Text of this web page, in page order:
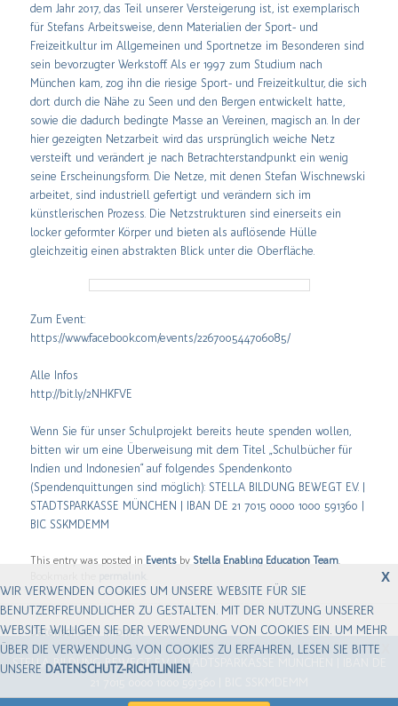
dem Jahr 2017, das Teil unserer Versteigerung ist, ist exemplarisch
für Stefans Arbeitsweise, denn Materialien der Sport- und
Freizeitkultur im Allgemeinen und Sportnetze im Besonderen sind
sein bevorzugter Werkstoff. Als er 1997 zum Studium nach
München kam, zog ihn die riesige Sport- und Freizeitkultur, die sich
dort durch die Nähe zu Seen und den Bergen entwickelt hatte,
sowie die dadurch bedingte Masse an Vereinen, magisch an. In der
hier gezeigten Netzarbeit wird das ursprünglich weiche Netz
versteift und verändert je nach Betrachterstandpunkt ein wenig
seine Erscheinungsform. Die Netze, mit denen Stefan Wischnewski
arbeitet, sind industriell gefertigt und verändern sich im
künstlerischen Prozess. Die Netzstrukturen sind einerseits ein
locker geformter Körper und bieten als auflösende Hülle
gleichzeitig einen abstrakten Blick unter die Oberfläche.
Zum Event:
https://www.facebook.com/events/226700544706085/
Alle Infos
http://bit.ly/2NHKFVE
Wenn Sie für unser Schulprojekt bereits heute spenden wollen,
bitten wir um eine Überweisung mit dem Titel „Schulbücher für
Indien und Indonesien“ auf folgendes Spendenkonto
(Spendenquittungen sind möglich): STELLA BILDUNG BEWEGT E.V. |
STADTSPARKASSE MÜNCHEN | IBAN DE 21 7015 0000 1000 591360 |
BIC SSKMDEMM
This entry was posted in Events by Stella Enabling Education Team.
STELLA BILDUNG BEWEGT E.V. | STADTSPARKASSE MÜNCHEN | IBAN DE
Datenschutz| Imprint
Corinna-Rosa Hacker
WIR VERWENDEN COOKIES UM UNSERE WEBSITE FÜR SIE
BENUTZERFREUNDLICHER ZU GESTALTEN. MIT DER NUTZUNG UNSERER
WEBSITE WILLIGEN SIE DER VERWENDUNG VON COOKIES EIN. UM MEHR
ÜBER DIE VERWENDUNG VON COOKIES ZU ERFAHREN, LESEN SIE BITTE
UNSERE DATENSCHUTZ-RICHTLINIEN.
X